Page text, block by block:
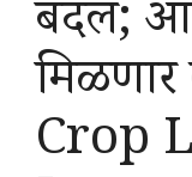
बदल;
मिळणार
Crop